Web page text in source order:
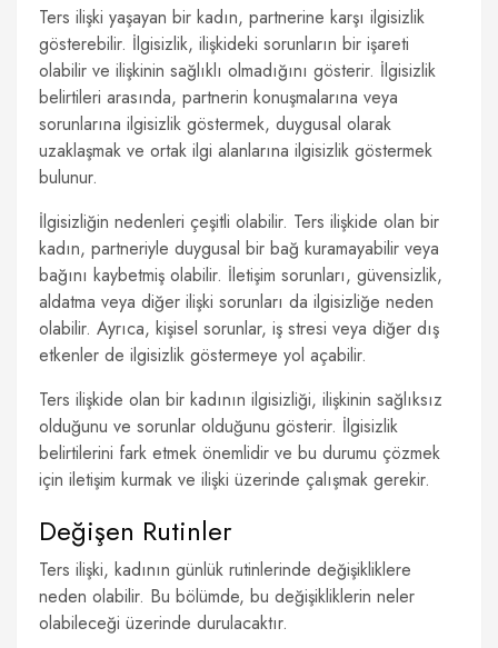
Ters ilişki yaşayan bir kadın, partnerine karşı ilgisizlik
gösterebilir. İlgisizlik, ilişkideki sorunların bir işareti
olabilir ve ilişkinin sağlıklı olmadığını gösterir. İlgisizlik
belirtileri arasında, partnerin konuşmalarına veya
sorunlarına ilgisizlik göstermek, duygusal olarak
uzaklaşmak ve ortak ilgi alanlarına ilgisizlik göstermek
bulunur.
İlgisizliğin nedenleri çeşitli olabilir. Ters ilişkide olan bir
kadın, partneriyle duygusal bir bağ kuramayabilir veya
bağını kaybetmiş olabilir. İletişim sorunları, güvensizlik,
aldatma veya diğer ilişki sorunları da ilgisizliğe neden
olabilir. Ayrıca, kişisel sorunlar, iş stresi veya diğer dış
etkenler de ilgisizlik göstermeye yol açabilir.
Ters ilişkide olan bir kadının ilgisizliği, ilişkinin sağlıksız
olduğunu ve sorunlar olduğunu gösterir. İlgisizlik
belirtilerini fark etmek önemlidir ve bu durumu çözmek
için iletişim kurmak ve ilişki üzerinde çalışmak gerekir.
Değişen Rutinler
Ters ilişki, kadının günlük rutinlerinde değişikliklere
neden olabilir. Bu bölümde, bu değişikliklerin neler
olabileceği üzerinde durulacaktır.